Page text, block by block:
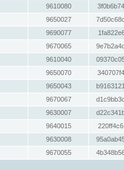
9610080
9650027
9690077
9670065
9610040
9650070
9650043
9670067
9630007
9640015
9630008
9670055